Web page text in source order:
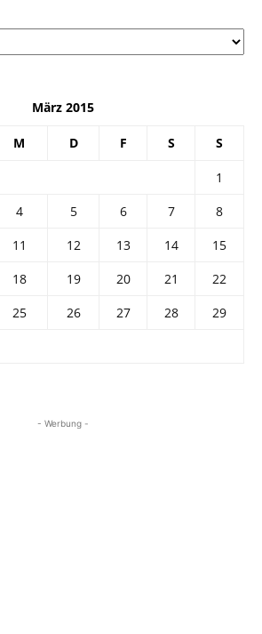
März 2015
M D F S S
1
4 5 6 7
8
11 12 13 14
15
18 19 20 21
22
25 26 27 28
29
- Werbung -